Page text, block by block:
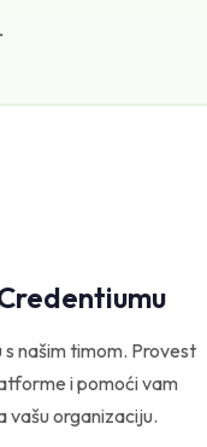
našim timom. Provest
i pomoći vam
vašu organizaciju.